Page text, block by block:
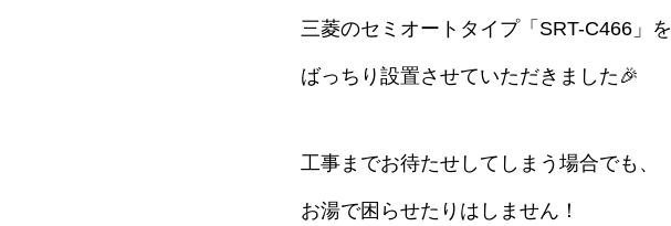
三菱のセミオートタイプ「SRT-C466」を
ばっちり設置させていただきました🎉
工事までお待たせしてしまう場合でも、
お湯で困らせたりはしません！